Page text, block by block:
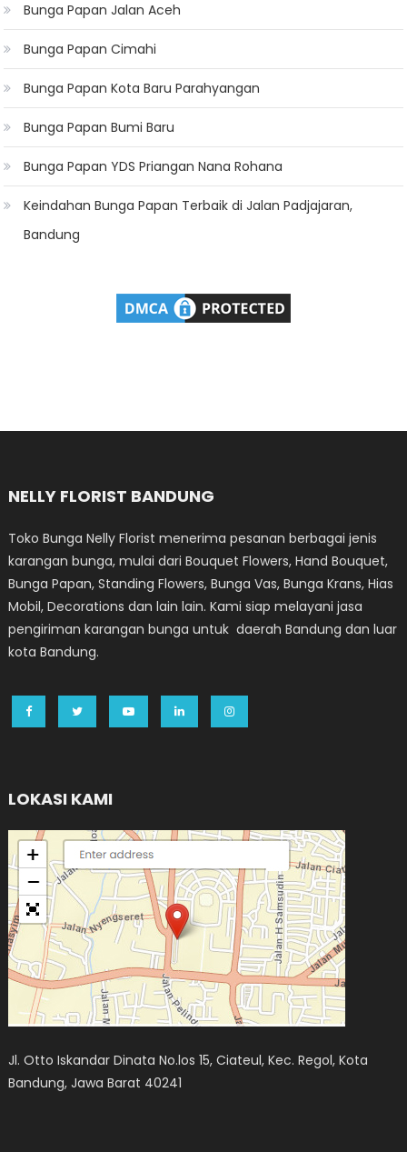
Bunga Papan Jalan Aceh
Bunga Papan Cimahi
Bunga Papan Kota Baru Parahyangan
Bunga Papan Bumi Baru
Bunga Papan YDS Priangan Nana Rohana
Keindahan Bunga Papan Terbaik di Jalan Padjajaran,
Bandung
NELLY FLORIST BANDUNG
Toko Bunga Nelly Florist menerima pesanan berbagai jenis
karangan bunga, mulai dari Bouquet Flowers, Hand Bouquet,
Bunga Papan, Standing Flowers, Bunga Vas, Bunga Krans, Hias
Mobil, Decorations dan lain lain. Kami siap melayani jasa
pengiriman karangan bunga untuk daerah Bandung dan luar
kota Bandung.
LOKASI KAMI
Jl. Otto Iskandar Dinata No.los 15, Ciateul, Kec. Regol, Kota
Bandung, Jawa Barat 40241